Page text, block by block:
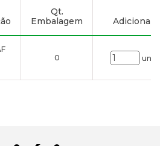
Qt.
Embalagem
Adicionar
0 uni.